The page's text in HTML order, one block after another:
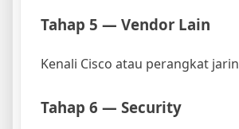
Tahap 5 — Vendor Lain
Kenali Cisco atau perangkat
Tahap 6 — Security